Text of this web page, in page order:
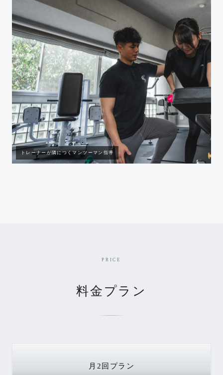
トレーナーが隣につくマンツーマン指導
PRICE
料金プラン
月2回 プラン